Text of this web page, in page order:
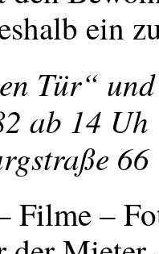
ein
Tür“
ab 14 Uh
66
Filme –